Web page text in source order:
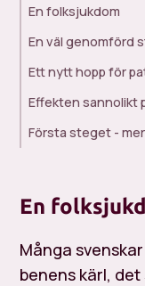
En folksjukdom
En väl genomförd
Ett nytt hopp för
Effekten sannolikt
Första steget -
En
Många
benens kärl, det